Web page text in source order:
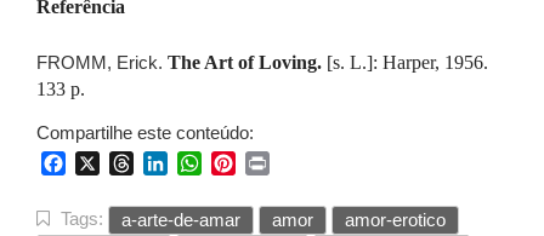
Referência
FROMM, Erick. The Art of Loving. [s. L.]: Harper, 1956.
133 p.
Compartilhe este conteúdo:
FacebookThreadsLinkedInWhatsApp
Pinterest
Tags: a-arte-de-amar amor
amor-erotico